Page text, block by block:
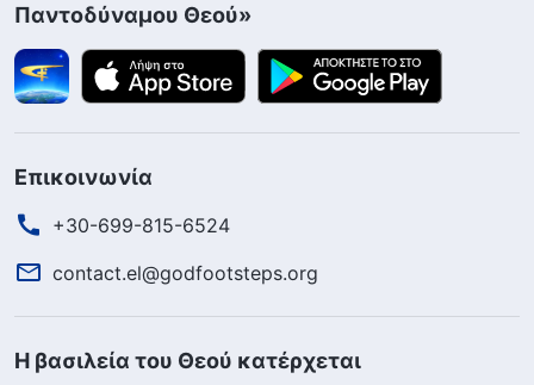
Παντοδύναμου Θεού»
Επικοινωνία
+30-699-815-6524
contact.el@godfootsteps.org
Η βασιλεία του Θεού κατέρχεται